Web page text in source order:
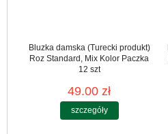
Bluzka damska (Turecki produkt)
Roz Standard, Mix Kolor Paczka
12 szt
49.00 zł
szczegóły